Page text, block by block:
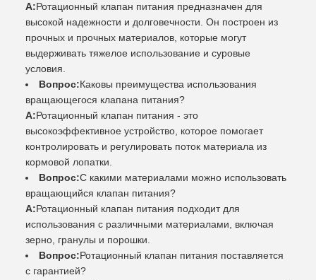
А:Ротационный клапан питания предназначен для
высокой надежности и долговечности. Он построен из
прочных и прочных материалов, которые могут
выдерживать тяжелое использование и суровые
условия.
Вопрос:Каковы преимущества использования
вращающегося клапана питания?
А:Ротационный клапан питания - это
высокоэффективное устройство, которое помогает
контролировать и регулировать поток материала из
кормовой лопатки.
Вопрос:С какими материалами можно использовать
вращающийся клапан питания?
А:Ротационный клапан питания подходит для
использования с различными материалами, включая
зерно, гранулы и порошки.
Вопрос:Ротационный клапан питания поставляется
с гарантией?